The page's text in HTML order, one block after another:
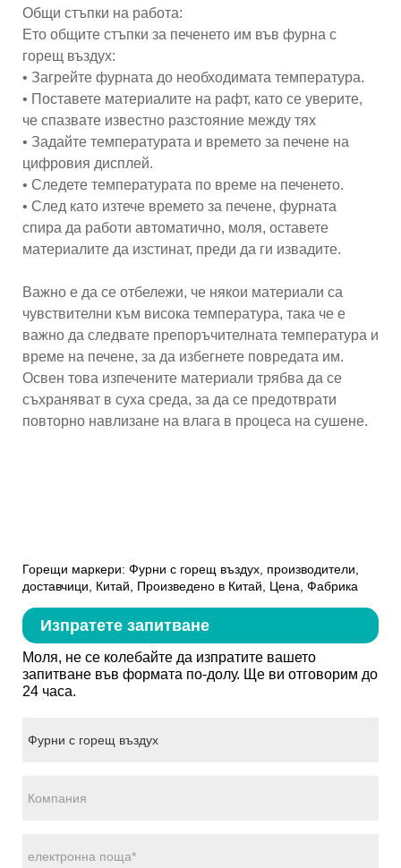
Общи стъпки на работа:
Ето общите стъпки за печенето им във фурна с
горещ въздух:
• Загрейте фурната до необходимата температура.
• Поставете материалите на рафт, като се уверите,
че спазвате известно разстояние между тях
• Задайте температурата и времето за печене на
цифровия дисплей.
• Следете температурата по време на печенето.
• След като изтече времето за печене, фурната
спира да работи автоматично, моля, оставете
материалите да изстинат, преди да ги извадите.
Важно е да се отбележи, че някои материали са
чувствителни към висока температура, така че е
важно да следвате препоръчителната температура и
време на печене, за да избегнете повредата им.
Освен това изпечените материали трябва да се
съхраняват в суха среда, за да се предотврати
повторно навлизане на влага в процеса на сушене.
Горещи маркери: Фурни с горещ въздух, производители,
доставчици, Китай, Произведено в Китай, Цена, Фабрика
Изпратете запитване
Моля, не се колебайте да изпратите вашето
запитване във формата по-долу. Ще ви отговорим до
24 часа.